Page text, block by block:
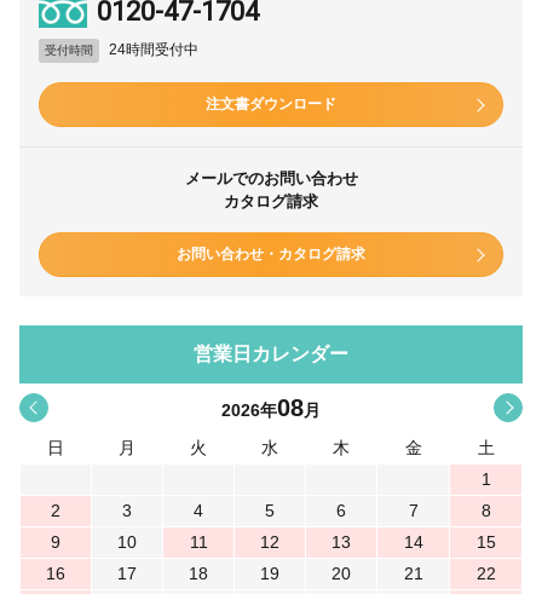
0120-47-1704
受付時間 24時間受付中
注文書ダウンロード
メールでのお問い合わせ
カタログ請求
お問い合わせ・カタログ請求
営業日カレンダー
< >
2026年08月
日
月 火 水 木 金
土
1
2
3 4 5 6 7
8
9
10 11 12 13 14
15
16
17 18 19 20 21
22